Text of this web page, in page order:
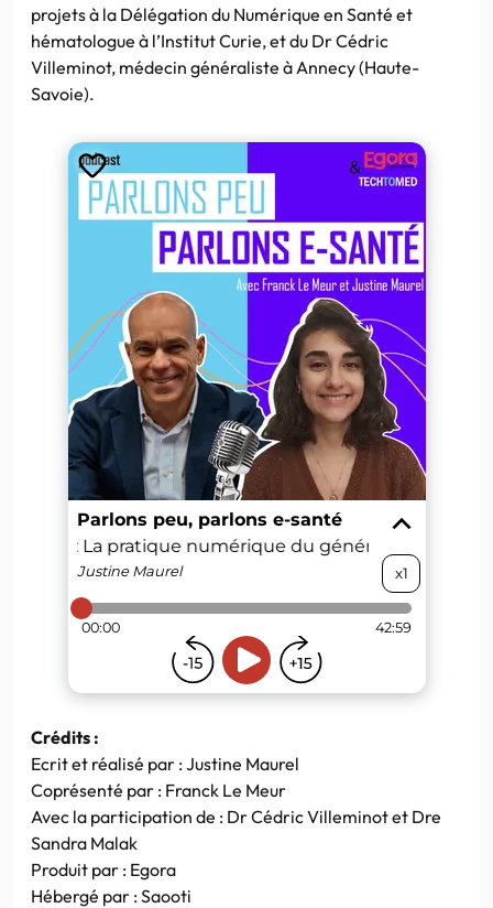
projets à la Délégation du Numérique en Santé et
hématologue à l’Institut Curie, et du Dr Cédric
Villeminot, médecin généraliste à Annecy (Haute-
Savoie).
Crédits :
Ecrit et réalisé par : Justine Maurel
Coprésenté par : Franck Le Meur
Avec la participation de : Dr Cédric Villeminot et Dre
Sandra Malak
Produit par : Egora
Hébergé par : Saooti